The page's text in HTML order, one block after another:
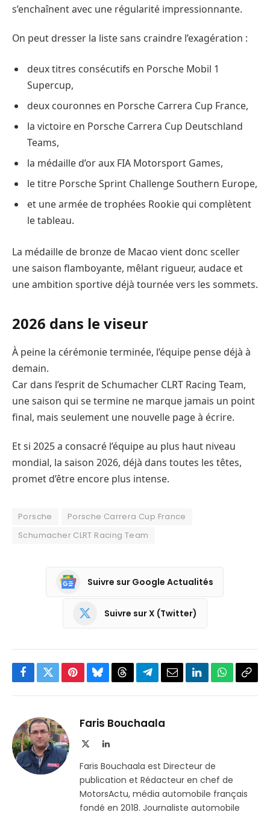
s’enchaînent avec une régularité impressionnante.
On peut dresser la liste sans craindre l’exagération :
deux titres consécutifs en Porsche Mobil 1
Supercup,
deux couronnes en Porsche Carrera Cup France,
la victoire en Porsche Carrera Cup Deutschland
Teams,
la médaille d’or aux FIA Motorsport Games,
le titre Porsche Sprint Challenge Southern Europe,
et une armée de trophées Rookie qui complètent
le tableau.
La médaille de bronze de Macao vient donc sceller
une saison flamboyante, mêlant rigueur, audace et
une ambition sportive déjà tournée vers les sommets.
2026 dans le viseur
À peine la cérémonie terminée, l’équipe pense déjà à
demain.
Car dans l’esprit de Schumacher CLRT Racing Team,
une saison qui se termine ne marque jamais un point
final, mais seulement une nouvelle page à écrire.
Et si 2025 a consacré l’équipe au plus haut niveau
mondial, la saison 2026, déjà dans toutes les têtes,
promet d’être encore plus intense.
Porsche
Porsche Carrera Cup France
Schumacher CLRT Racing Team
Suivre sur Google Actualités
Suivre sur X (Twitter)
Facebook
TwitterPinterestBlueskyThreadsPartager
Telegram
EmailLinkedInWhatsApp
Faris Bouchaala
LinkedIn
Faris Bouchaala est Directeur de
publication et Rédacteur en chef de
MotorsActu, média automobile français
fondé en 2018. Journaliste automobile